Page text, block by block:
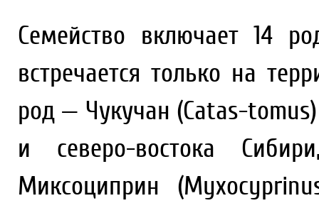
Семейство включает 14
встречается только на
род — Чукучан (Catas-
и северо-востока
Миксоциприн